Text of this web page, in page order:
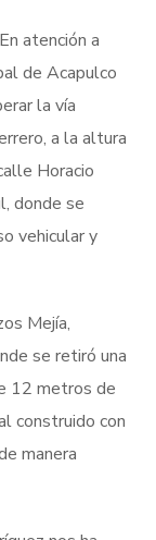
atención a
de Acapulco
la vía
a la altura
Horacio
donde se
vehicular y
Mejía,
se retiró una
12 metros de
construido con
manera